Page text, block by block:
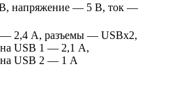
напряжение — 5 В, ток —
— 2,4 А, разъемы — USBx2,
USB 1 — 2,1 А,
USB 2 — 1 А